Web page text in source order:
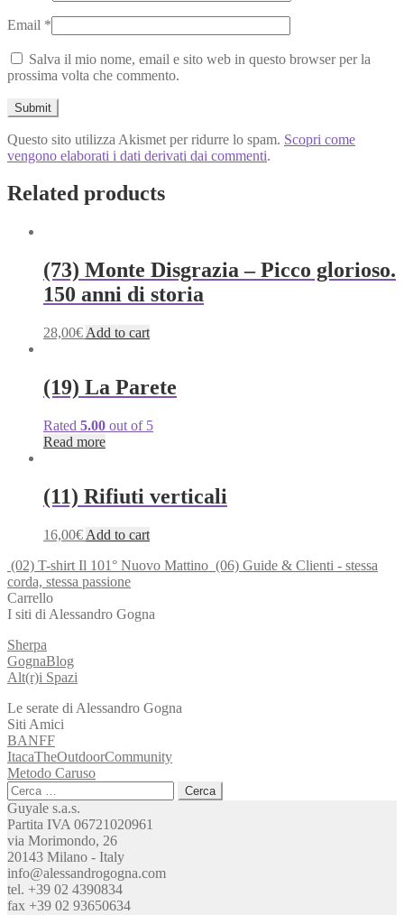
Email *
Salva il mio nome, email e sito web in questo browser per la
prossima volta che commento.
Questo sito utilizza Akismet per ridurre lo spam. Scopri come
vengono elaborati i dati derivati dai commenti.
Related products
(73) Monte Disgrazia – Picco glorioso.
150 anni di storia
28,00€ Add to cart
(19) La Parete
Rated 5.00 out of 5
Read more
(11) Rifiuti verticali
16,00€ Add to cart
(02) T-shirt Il 101° Nuovo Mattino (06) Guide & Clienti - stessa
corda, stessa passione
Carrello
I siti di Alessandro Gogna
Sherpa
GognaBlog
Alt(r)i Spazi
Le serate di Alessandro Gogna
Siti Amici
BANFF
ItacaTheOutdoorCommunity
Metodo Caruso
Ricerca
per:
Guyale s.a.s.
Partita IVA 06721020961
via Morimondo, 26
20143 Milano - Italy
info@alessandrogogna.com
tel. +39 02 4390834
fax +39 02 93650634